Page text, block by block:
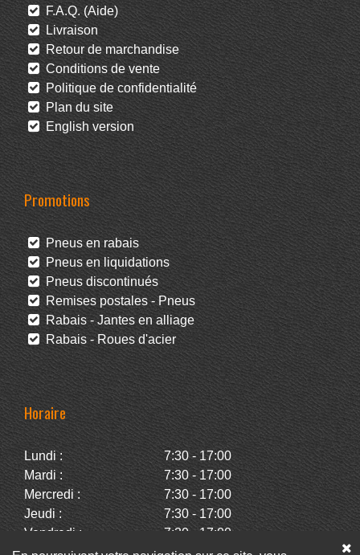
F.A.Q. (Aide)
Livraison
Retour de marchandise
Conditions de vente
Politique de confidentialité
Plan du site
English version
Promotions
Pneus en rabais
Pneus en liquidations
Pneus discontinués
Remises postales - Pneus
Rabais - Jantes en alliage
Rabais - Roues d'acier
Horaire
Lundi :
7:30 - 17:00
Mardi :
7:30 - 17:00
Mercredi :
7:30 - 17:00
Jeudi :
7:30 - 17:00
Vendredi :
7:30 - 17:00
Samedi :
Fermé